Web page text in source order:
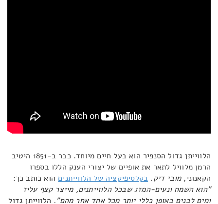
הלווייתן גדול הסנפיר הוא בעל חיים מיוחד. כבר ב-1851 היטיב
הרמן מלוויל לתאר את אופיים של יצורי הענק הללו בספרו
הקאנוני,מובי דיק. בקלסיפיקציה של הלווייתניםהוא כותב כך:
"הוא השמח ונעים-המזג שבכל הלווייתנים, מייצר קצף עליז
ומים לבנים באופן כללי יותר מכל אחד אחר מהם". הלווייתן גדול